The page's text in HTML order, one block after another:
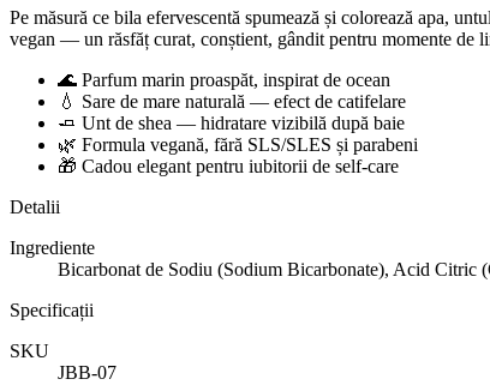
Pe măsură ce bila efervescentă spumează și colorează apa,
vegan — un răsfăț curat, conștient, gândit pentru momente de
🌊 Parfum marin proaspăt, inspirat de ocean
💧 Sare de mare naturală — efect de catifelare
🧈 Unt de shea — hidratare vizibilă după baie
🌿 Formula vegană, fără SLS/SLES și parabeni
🎁 Cadou elegant pentru iubitorii de self-care
Detalii
Ingrediente
Bicarbonat de Sodiu (Sodium Bicarbonate), Acid
Specificații
SKU
JBB-07